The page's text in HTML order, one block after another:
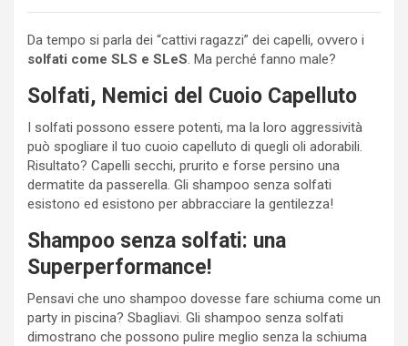
Da tempo si parla dei “cattivi ragazzi” dei capelli, ovvero i
solfati come SLS e SLeS. Ma perché fanno male?
Solfati, Nemici del Cuoio Capelluto
I solfati possono essere potenti, ma la loro aggressività
può spogliare il tuo cuoio capelluto di quegli oli adorabili.
Risultato? Capelli secchi, prurito e forse persino una
dermatite da passerella. Gli shampoo senza solfati
esistono ed esistono per abbracciare la gentilezza!
Shampoo senza solfati: una
Superperformance!
Pensavi che uno shampoo dovesse fare schiuma come un
party in piscina? Sbagliavi. Gli shampoo senza solfati
dimostrano che possono pulire meglio senza la schiuma